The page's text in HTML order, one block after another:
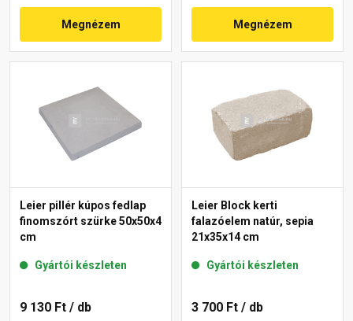
Megnézem Megnézem
Leier pillér kúpos fedlap
finomszórt szürke 50x50x4
cm
Gyártói készleten
9 130 Ft / db
Leier Block kerti
falazóelem natúr, sepia
21x35x14 cm
Gyártói készleten
3 700 Ft / db